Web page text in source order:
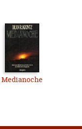
Medianoche